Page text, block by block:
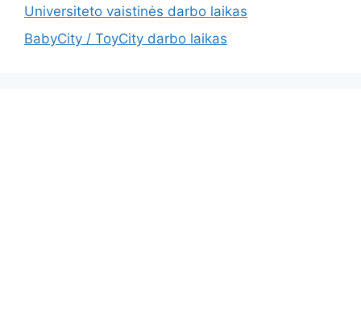
Universiteto vaistinės darbo laikas
BabyCity / ToyCity darbo laikas